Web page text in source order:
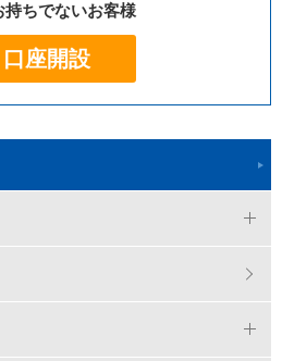
持ちでないお客様
口座開設